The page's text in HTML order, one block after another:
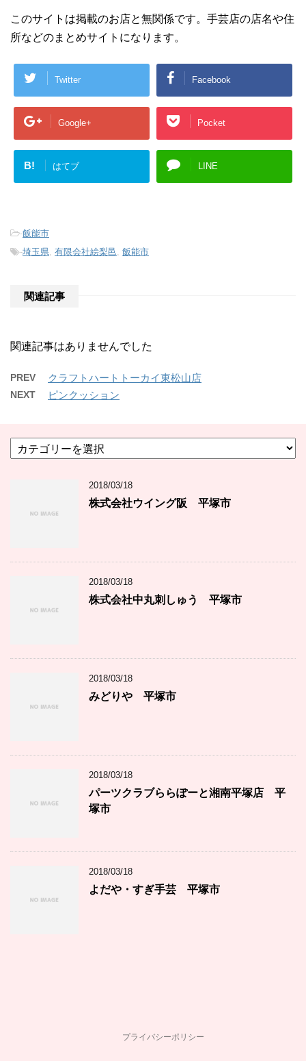
このサイトは掲載のお店と無関係です。手芸店の店名や住
所などのまとめサイトになります。
Twitter Facebook
Google+ Pocket
B! はてブ LINE
-飯能市
-埼玉県 有限会社絵梨邑 飯能市
関連記事
関連記事はありませんでした
PREV クラフトハートトーカイ東松山店
NEXT ピンクッション
テ
2018/03/18
株式会社ウイング阪 平塚市
2018/03/18
株式会社中丸刺しゅう 平塚市
2018/03/18
みどりや 平塚市
2018/03/18
パーツクラブららぽーと湘南平塚店 平
塚市
2018/03/18
よだや・すぎ手芸 平塚市
プライバシーポリシー